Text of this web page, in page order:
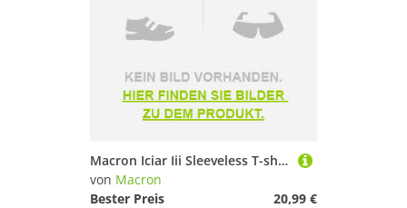
Macron Iciar Iii Sleeveless T-shirt Weiß XS Frau
von Macron
Bester Preis
20,99 €